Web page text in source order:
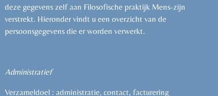
deze gegevens zelf aan Filosofische praktijk Mens-zijn
verstrekt. Hieronder vindt u een overzicht van de
persoonsgegevens die er worden verwerkt.
Administratief
Verzameldoel : administratie, contact, facturering